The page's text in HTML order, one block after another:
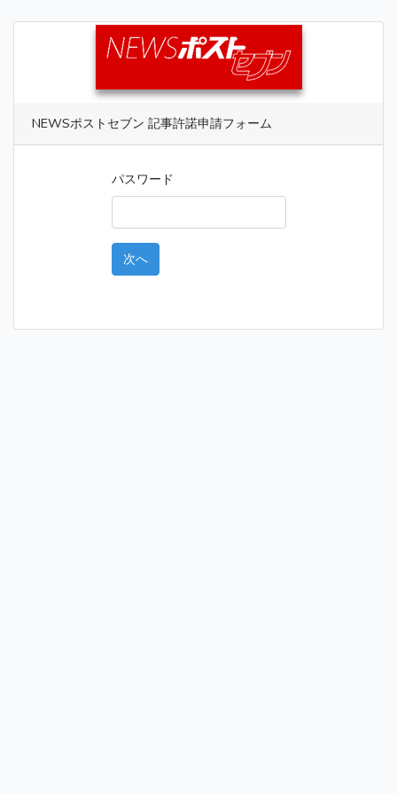
NEWSポストセブン 記事許諾申請フォーム
パスワード
次へ